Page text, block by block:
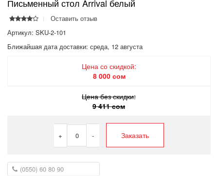
Письменный стол Arrival белый
Оставить отзыв
Артикул: SKU-2-101
Ближайшая дата доставки: среда, 12 августа
Цена со скидкой:
8 000 сом
Цена без скидки:
9 411 сом
+ 0 - Заказать